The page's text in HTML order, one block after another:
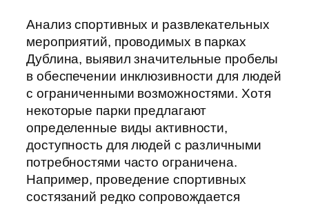
Анализ спортивных и развлекательных
мероприятий, проводимых в парках
Дублина, выявил значительные пробелы
в обеспечении инклюзивности для людей
с ограниченными возможностями. Хотя
некоторые парки предлагают
определенные виды активности,
доступность для людей с различными
потребностями часто ограничена.
Например, проведение спортивных
состязаний редко сопровождается